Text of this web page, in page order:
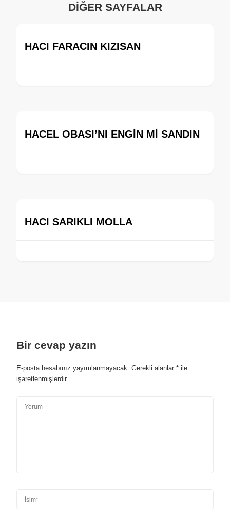
DİĞER SAYFALAR
HACI FARACIN KIZISAN
HACEL OBASI’NI ENGİN Mİ SANDIN
HACI SARIKLI MOLLA
Bir cevap yazın
E-posta hesabınız yayımlanmayacak. Gerekli alanlar * ile
işaretlenmişlerdir